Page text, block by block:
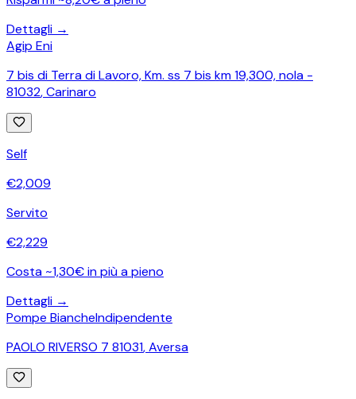
Dettagli →
Agip Eni
7 bis di Terra di Lavoro, Km. ss 7 bis km 19,300, nola -
81032,Carinaro
Self
€2,009
Servito
€2,229
Costa ~1,30€ in più a pieno
Dettagli →
Pompe BiancheIndipendente
PAOLO RIVERSO 7 81031,Aversa